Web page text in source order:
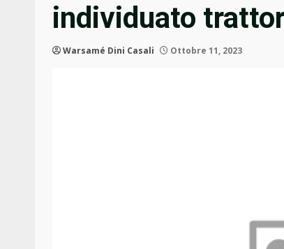
individuato
Warsamé Dini Casali Ottobre 11, 2023